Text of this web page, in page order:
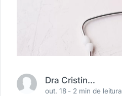
Dra Cristina Veloso
out. 18 - 2 min de leitura